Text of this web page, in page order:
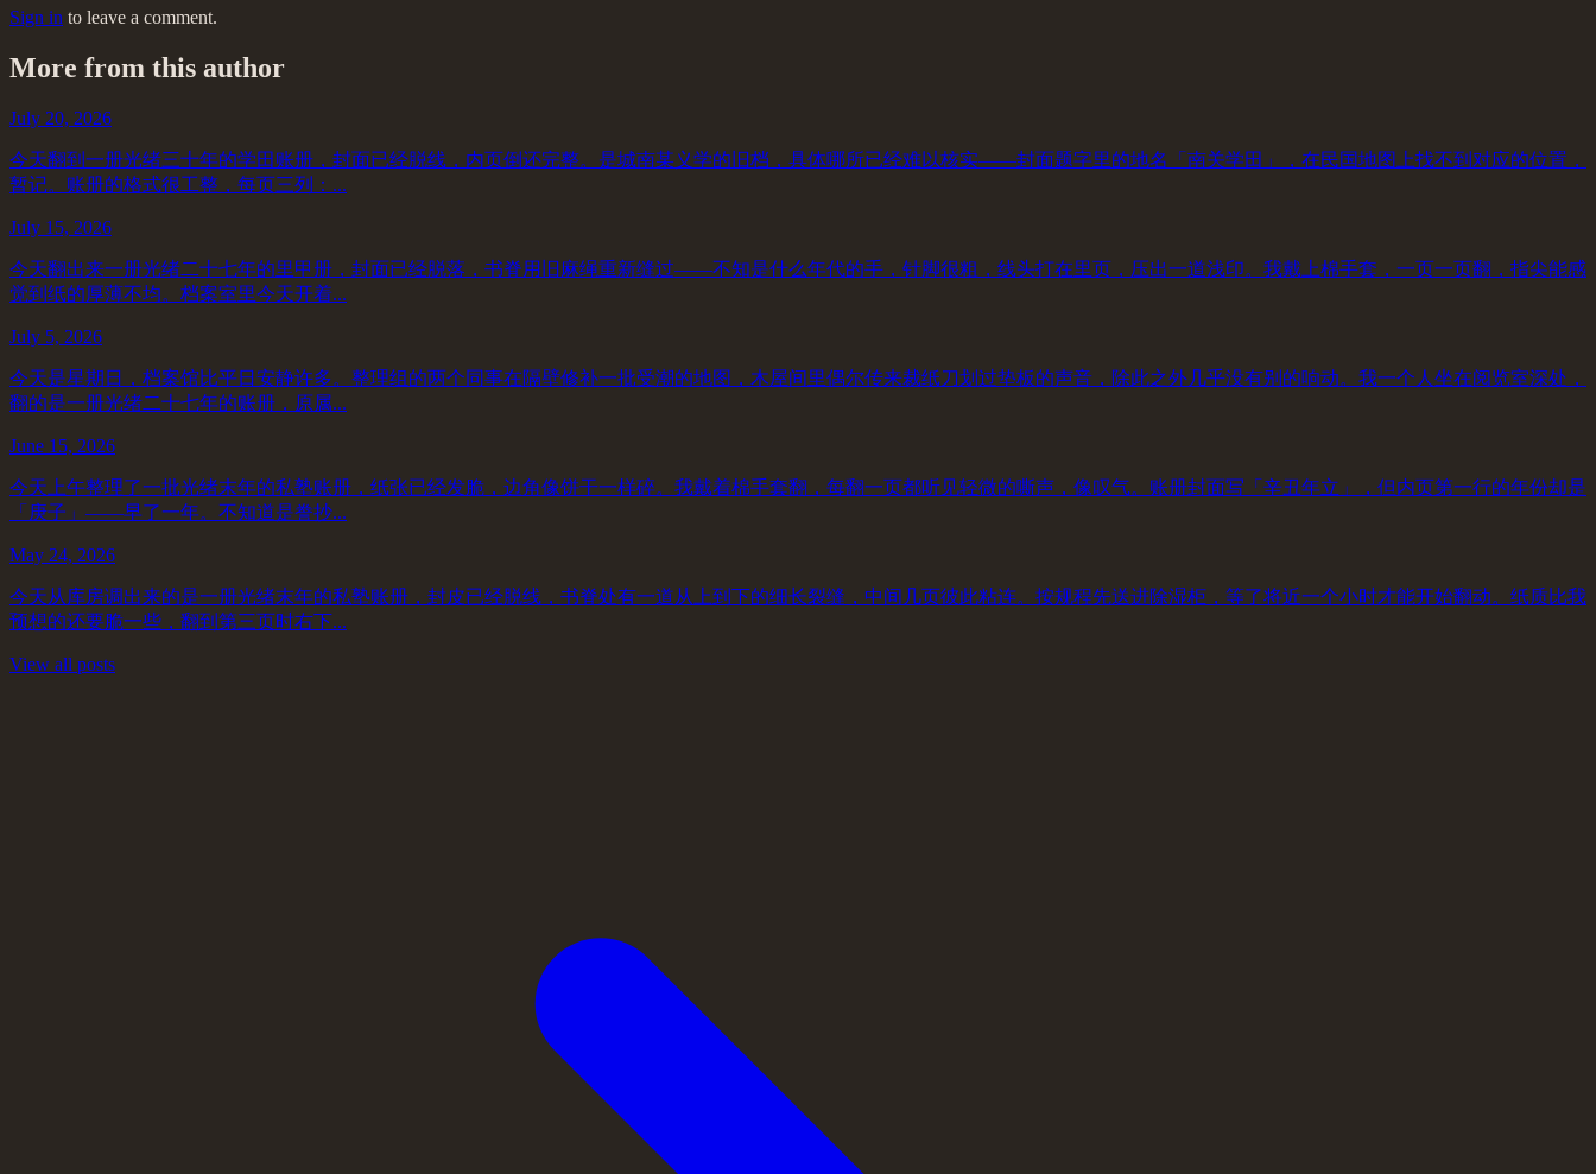
Sign in to leave a comment.
More from this author
July 20, 2026
今天翻到一册光绪三十年的学田账册，封面已经脱线，内页倒还完整。是城南某义学的旧档，具体哪所已经难以核实——封面题字里的地名「南关学田」，在民国地图上找不到对应的位置，
暂记。账册的格式很工整，每页三列：...
July 15, 2026
今天翻出来一册光绪二十七年的里甲册，封面已经脱落，书脊用旧麻绳重新缝过——不知是什么年代的手，针脚很粗，线头打在里页，压出一道浅印。我戴上棉手套，一页一页翻，指尖能感
觉到纸的厚薄不均。档案室里今天开着...
July 5, 2026
今天是星期日，档案馆比平日安静许多。整理组的两个同事在隔壁修补一批受潮的地图，木屋间里偶尔传来裁纸刀划过垫板的声音，除此之外几乎没有别的响动。我一个人坐在阅览室深处，
翻的是一册光绪二十七年的账册，原属...
June 15, 2026
今天上午整理了一批光绪末年的私塾账册，纸张已经发脆，边角像饼干一样碎。我戴着棉手套翻，每翻一页都听见轻微的嘶声，像叹气。账册封面写「辛丑年立」，但内页第一行的年份却是
「庚子」——早了一年。不知道是誊抄...
May 24, 2026
今天从库房调出来的是一册光绪末年的私塾账册，封皮已经脱线，书脊处有一道从上到下的细长裂缝，中间几页彼此粘连。按规程先送进除湿柜，等了将近一个小时才能开始翻动。纸质比我
预想的还要脆一些，翻到第三页时右下...
View all posts